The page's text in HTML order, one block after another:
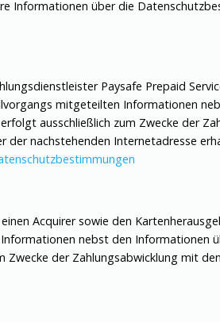
Informationen über die
Paysafe Prepaid
mitgeteilten Informationen
ausschließlich zum Zwecke der
der nachstehenden Internetadresse
Acquirer sowie den
nebst den Informationen
der Zahlungsabwicklung mit